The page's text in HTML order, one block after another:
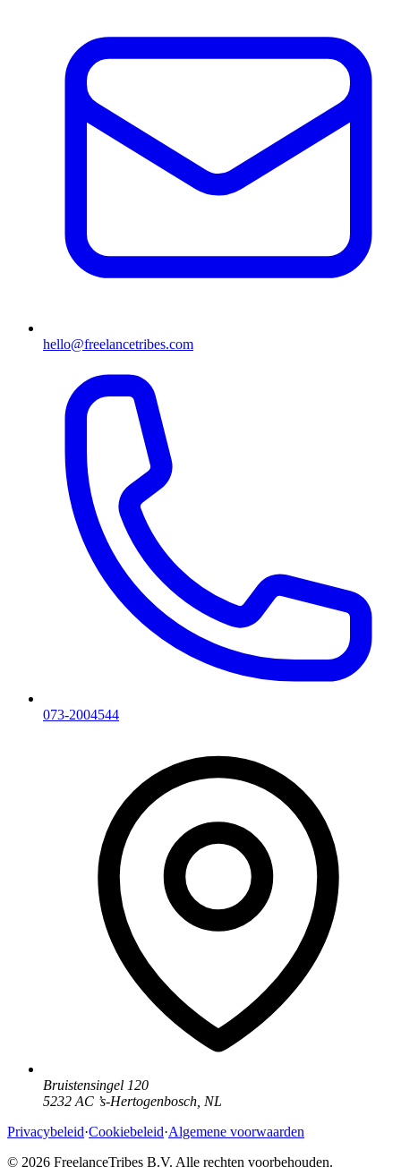
hello@freelancetribes.com
073-2004544
Bruistensingel 120
5232 AC ’s-Hertogenbosch NL
Privacybeleid·Cookiebeleid·Algemene voorwaarden
© 2026 FreelanceTribes B.V. Alle rechten voorbehouden.